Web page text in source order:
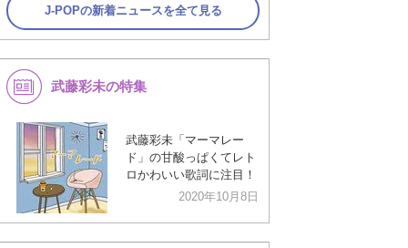
J-POPの新着ニュースを全て見る
武藤彩未の特集
武藤彩未「マーマレー
ド」の甘酸っぱくてレト
ロかわいい歌詞に注目！
2020年10月8日